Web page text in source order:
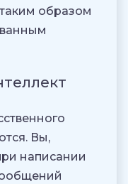
образом
Вы,
написании